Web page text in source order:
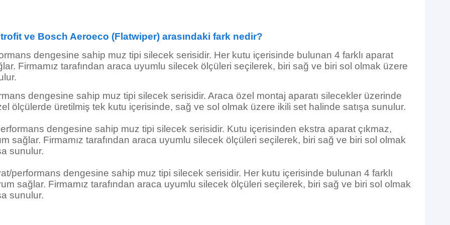
ve Bosch Aeroeco (Flatwiper) arasındaki fark nedir?
dengesine sahip muz tipi silecek serisidir. Her kutu içerisinde bulunan 4 farklı aparat
Firmamız tarafından araca uyumlu silecek ölçüleri seçilerek, biri sağ ve biri sol olmak üzere
dengesine sahip muz tipi silecek serisidir. Araca özel montaj aparatı silecekler üzerinde
ölçülerde üretilmiş tek kutu içerisinde, sağ ve sol olmak üzere ikili set halinde satışa sunulur.
dengesine sahip muz tipi silecek serisidir. Kutu içerisinden ekstra aparat çıkmaz,
sağlar. Firmamız tarafından araca uyumlu silecek ölçüleri seçilerek, biri sağ ve biri sol olmak
sunulur.
performans dengesine sahip muz tipi silecek serisidir. Her kutu içerisinde bulunan 4 farklı
sağlar. Firmamız tarafından araca uyumlu silecek ölçüleri seçilerek, biri sağ ve biri sol olmak
sunulur.